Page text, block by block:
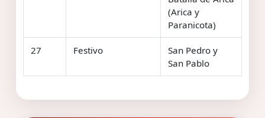
(Arica y
Paranicota)
27 Festivo
San Pedro y
San Pablo